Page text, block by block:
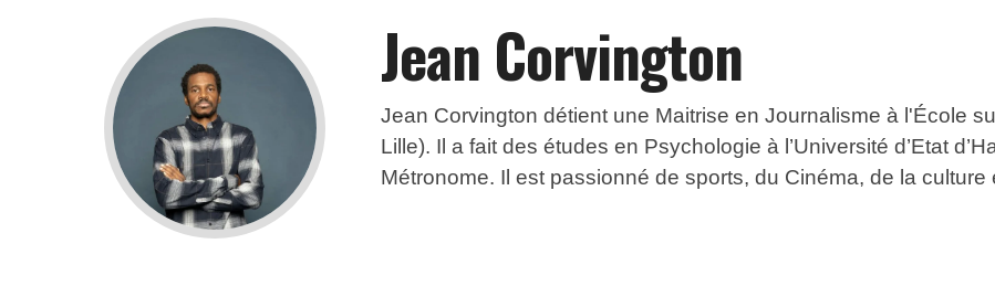
Jean Corvington
Jean Corvington détient une Maitrise en Journalisme à l'École
Lille). Il a fait des études en Psychologie à l’Université d’Etat
Métronome. Il est passionné de sports, du Cinéma, de la culture